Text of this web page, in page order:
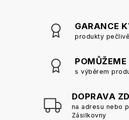
GARANCE
produkty
s výběrem
DOPRAVA
na adresu nebo
Zásilkovny